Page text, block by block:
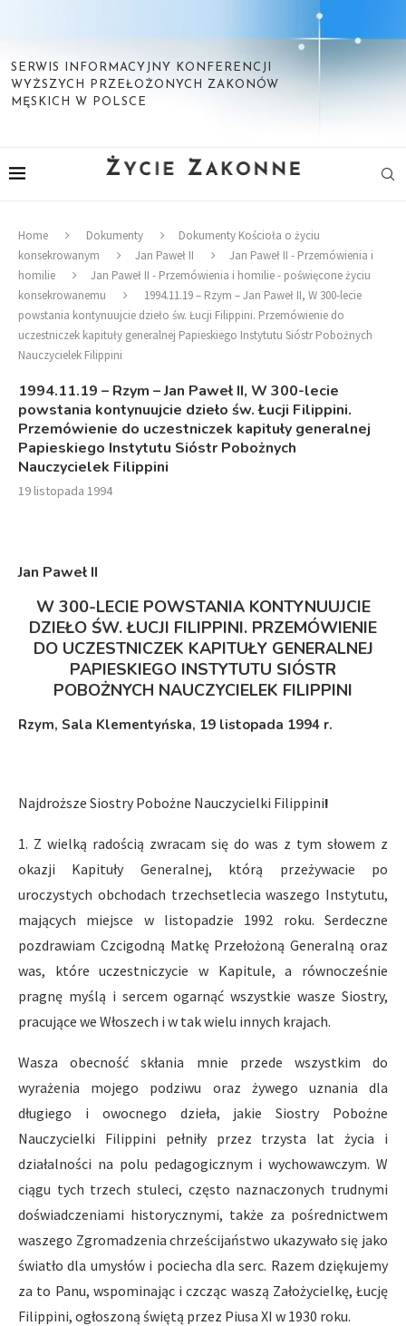
SERWIS INFORMACYJNY KONFERENCJI
WYŻSZYCH PRZEŁOŻONYCH ZAKONÓW
MĘSKICH W POLSCE
Home Dokumenty
Dokumenty Kościoła o życiu
konsekrowanym
Jan Paweł II
Jan Paweł II - Przemówienia i
homilie
Jan Paweł II - Przemówienia i homilie - poświęcone życiu
konsekrowanemu
1994.11.19 – Rzym – Jan Paweł II, W 300-lecie
powstania kontynuujcie dzieło św. Łucji Filippini. Przemówienie do
uczestniczek kapituły generalnej Papieskiego Instytutu Sióstr Pobożnych
Nauczycielek Filippini
1994.11.19 – Rzym – Jan Paweł II, W 300-lecie
powstania kontynuujcie dzieło św. Łucji Filippini.
Przemówienie do uczestniczek kapituły generalnej
Papieskiego Instytutu Sióstr Pobożnych
Nauczycielek Filippini
19 listopada 1994
Jan Paweł II
W 300-LECIE POWSTANIA KONTYNUUJCIE
DZIEŁO ŚW. ŁUCJI FILIPPINI. PRZEMÓWIENIE
DO UCZESTNICZEK KAPITUŁY GENERALNEJ
PAPIESKIEGO INSTYTUTU SIÓSTR
POBOŻNYCH NAUCZYCIELEK FILIPPINI
Rzym, Sala Klementyńska, 19 listopada 1994 r.
Najdroższe Siostry Pobożne Nauczycielki Filippini!
1. Z wielką radością zwracam się do was z tym słowem z
okazji Kapituły Generalnej, którą przeżywacie po
uroczystych obchodach trzechsetlecia waszego Instytutu,
mających miejsce w listopadzie 1992 roku. Serdeczne
pozdrawiam Czcigodną Matkę Przełożoną Generalną oraz
was, które uczestniczycie w Kapitule, a równocześnie
pragnę myślą i sercem ogarnąć wszystkie wasze Siostry,
pracujące we Włoszech i w tak wielu innych krajach.
Wasza obecność skłania mnie przede wszystkim do
wyrażenia mojego podziwu oraz żywego uznania dla
długiego i owocnego dzieła, jakie Siostry Pobożne
Nauczycielki Filippini pełniły przez trzysta lat życia i
działalności na polu pedagogicznym i wychowawczym. W
ciągu tych trzech stuleci, często naznaczonych trudnymi
doświadczeniami historycznymi, także za pośrednictwem
waszego Zgromadzenia chrześcijaństwo ukazywało się jako
światło dla umysłów i pociecha dla serc. Razem dziękujemy
za to Panu, wspominając i czcząc waszą Założycielkę, Łucję
Filippini, ogłoszoną świętą przez Piusa XI w 1930 roku.